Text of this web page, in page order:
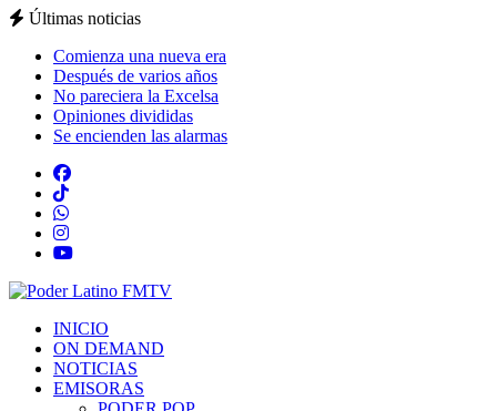
Últimas noticias
Comienza una nueva era
Después de varios años
No pareciera la Excelsa
Opiniones divididas
Se encienden las alarmas
INICIO
ON DEMAND
NOTICIAS
EMISORAS